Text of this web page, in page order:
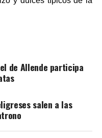
de Allende participa
salen a las